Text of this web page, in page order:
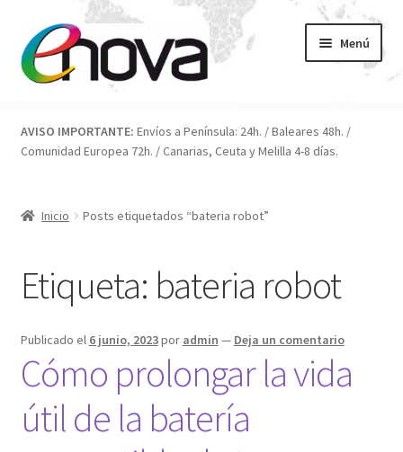
a
la
al
contenido
Menú
Blog
Contacto
ENOVA
FAQ
AVISO IMPORTANTE: Envíos a Península: 24h. / Baleares 48h. /
Comunidad Europea 72h. / Canarias, Ceuta y Melilla 4-8 días.
Inicio Posts etiquetados “bateria robot”
Etiqueta: bateria robot
Publicado el 6 junio, 2023por admin — Deja un comentario
Cómo prolongar la vida
útil de la batería